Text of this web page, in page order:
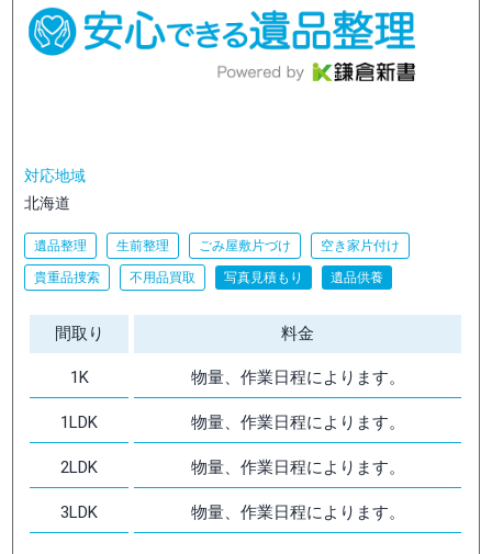
対応地域
北海道
遺品整理 生前整理 ごみ屋敷片づけ 空き家片付け
貴重品捜索 不用品買取 写真見積もり 遺品供養
間取り 料金
1K 物量、作業日程によります。
1LDK 物量、作業日程によります。
2LDK 物量、作業日程によります。
3LDK 物量、作業日程によります。